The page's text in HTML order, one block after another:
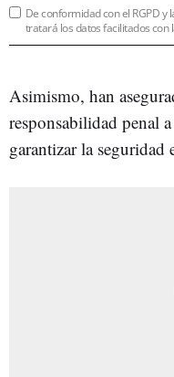
De conformidad con el RGPD y
tratará los datos facilitados con
Asimismo, han
responsabilidad penal
garantizar la